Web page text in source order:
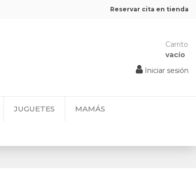
Reservar cita en tienda
Carrito
vacío
Iniciar sesión
JUGUETES MAMÁS